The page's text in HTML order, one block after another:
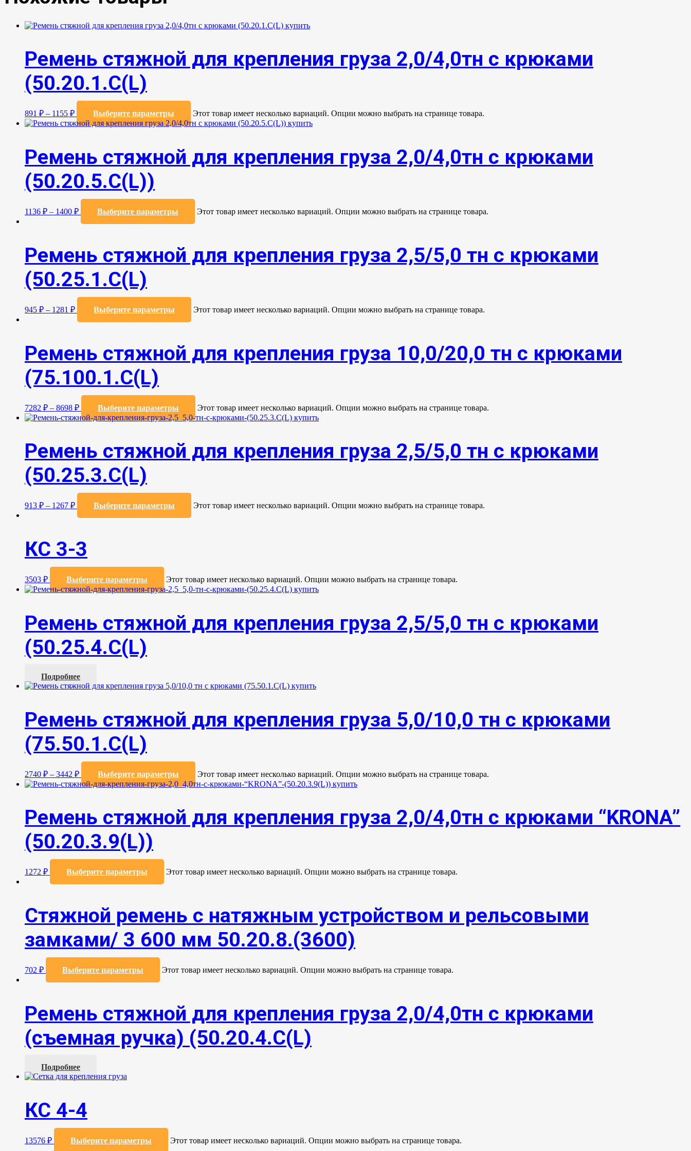
Ремень стяжной для крепления груза 2,0/4,0тн с крюками
(50.20.1.С(L)
891 ₽ – 1155 ₽ Выберите параметры Этот товар имеет несколько вариаций. Опции можно выбрать на странице товара.
Ремень стяжной для крепления груза 2,0/4,0тн с крюками
(50.20.5.C(L))
1136 ₽ – 1400 ₽ Выберите параметры Этот товар имеет несколько вариаций. Опции можно выбрать на странице товара.
Ремень стяжной для крепления груза 2,5/5,0 тн с крюками
(50.25.1.С(L)
945 ₽ – 1281 ₽ Выберите параметры Этот товар имеет несколько вариаций. Опции можно выбрать на странице товара.
Ремень стяжной для крепления груза 10,0/20,0 тн с крюками
(75.100.1.C(L)
7282 ₽ – 8698 ₽ Выберите параметры Этот товар имеет несколько вариаций. Опции можно выбрать на странице товара.
Ремень стяжной для крепления груза 2,5/5,0 тн с крюками
(50.25.3.C(L)
913 ₽ – 1267 ₽ Выберите параметры Этот товар имеет несколько вариаций. Опции можно выбрать на странице товара.
КС 3-3
3503 ₽ Выберите параметры Этот товар имеет несколько вариаций. Опции можно выбрать на странице товара.
Ремень стяжной для крепления груза 2,5/5,0 тн с крюками
(50.25.4.С(L)
Подробнее
Ремень стяжной для крепления груза 5,0/10,0 тн с крюками
(75.50.1.C(L)
2740 ₽ – 3442 ₽ Выберите параметры Этот товар имеет несколько вариаций. Опции можно выбрать на странице товара.
Ремень стяжной для крепления груза 2,0/4,0тн с крюками “KRONA”
(50.20.3.9(L))
1272 ₽ Выберите параметры Этот товар имеет несколько вариаций. Опции можно выбрать на странице товара.
Стяжной ремень с натяжным устройством и рельсовыми
замками/ 3 600 мм 50.20.8.(3600)
702 ₽ Выберите параметры Этот товар имеет несколько вариаций. Опции можно выбрать на странице товара.
Ремень стяжной для крепления груза 2,0/4,0тн с крюками
(съемная ручка) (50.20.4.С(L)
Подробнее
КС 4-4
13576 ₽ Выберите параметры Этот товар имеет несколько вариаций. Опции можно выбрать на странице товара.